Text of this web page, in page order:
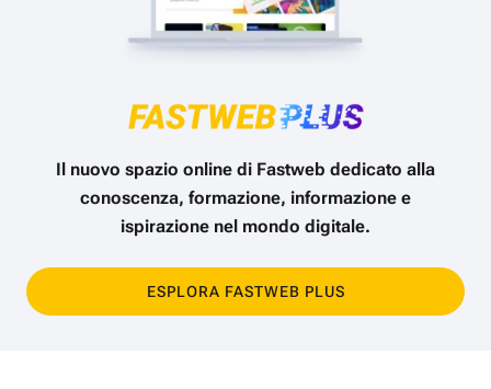
Il nuovo spazio online di Fastweb dedicato alla
conoscenza, formazione, informazione e
ispirazione nel mondo digitale.
ESPLORA FASTWEB PLUS